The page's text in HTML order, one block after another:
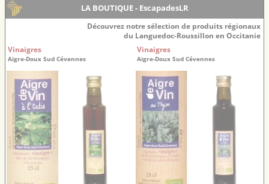
LA BOUTIQUE - EscapadesLR
Découvrez notre sélection de produits régionaux
du Languedoc-Roussillon en Occitanie
Vinaigres
Aigre-Doux Sud Cévennes
Vinaigres
Aigre-Doux Sud Cévennes